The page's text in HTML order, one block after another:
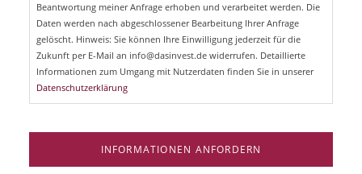
Beantwortung meiner Anfrage erhoben und verarbeitet werden. Die
Daten werden nach abgeschlossener Bearbeitung Ihrer Anfrage
gelöscht. Hinweis: Sie können Ihre Einwilligung jederzeit für die
Zukunft per E-Mail an info@dasinvest.de widerrufen. Detaillierte
Informationen zum Umgang mit Nutzerdaten finden Sie in unserer
Datenschutzerklärung
INFORMATIONEN ANFORDERN